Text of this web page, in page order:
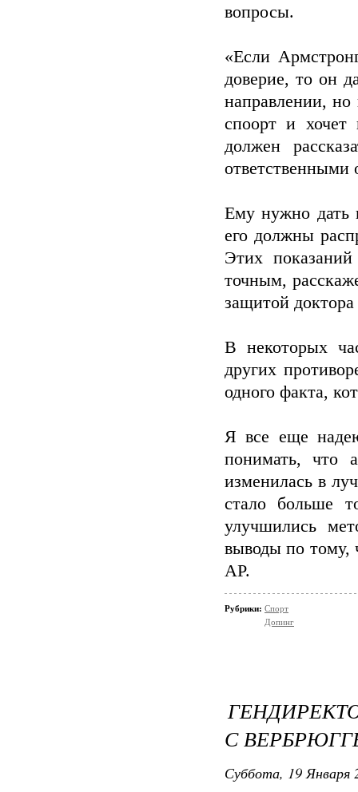
вопросы.
«Если
доверие, то он
направлении, но
споорт и хочет
должен
ответственными
Ему нужно дать
его должны
Этих
точным,
защитой
В некоторых
других
одного факта,
Я все еще
понимать, что
изменилась в
стало больше
улучшились
выводы по тому,
AP.
Рубрики: Спорт
Допинг
С
Суббота, 19 Января